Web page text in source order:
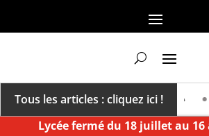
Tous les articles : cliquez ici !
vers un millésime des extrêmes »
Lycée fermé du 18 juillet au